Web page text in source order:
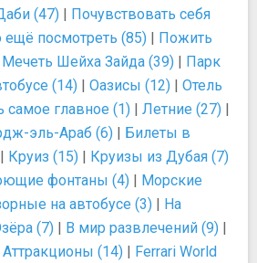
(47) | Почувствовать себя
ещё посмотреть (85) | Пожить
Мечеть Шейха Зайда (39) | Парк
(14) | Оазисы (12) | Отель
самое главное (1) | Летние (27) |
эль-Араб (6) | Билеты в
| Круиз (15) | Круизы из Дубая (7)
фонтаны (4) | Морские
на автобусе (3) | На
(7) | В мир развлечений (9) |
Аттракционы (14) | Ferrari World